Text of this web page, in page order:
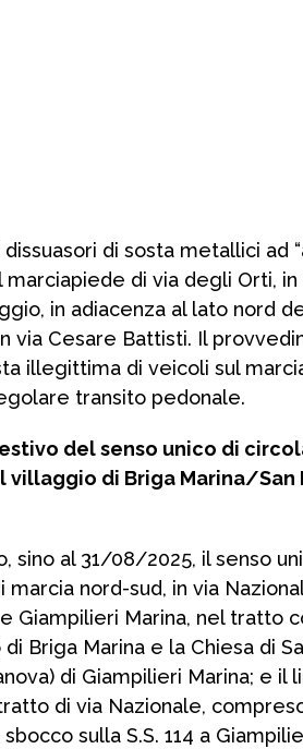
di sosta metallici ad
marciapiede di via degli Orti,
in adiacenza al lato nord
via Cesare Battisti. Il
illegittima di veicoli sul
transito pedonale.
del senso unico di
di Briga Marina/San
sino al 31/08/2025, il senso
marcia nord-sud, in via
Giampilieri Marina, nel tratto
Briga Marina e la Chiesa di
di Giampilieri Marina; e il
di via Nazionale,
sulla S.S. 114 a